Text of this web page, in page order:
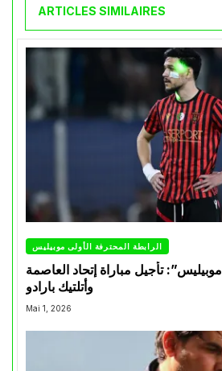
ARTICLES SIMILAIRES
الرابطة المحترفة الأولى موبيليس
تأجيل مباراة إتحاد العاصمة
وأتلتيك بارادو
Mai 1, 2026